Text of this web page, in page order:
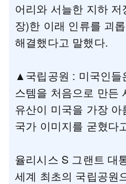
어리와 서늘한 지하
장)한 이래 인류를 괴
해결했다고 말했다.
▲국립공원 : 미국인들
스템을 처음으로 만든
유산이 미국을 가장
국가 이미지를 굳혔다
율리시스 S 그랜트 대
세계 최초의 국립공원